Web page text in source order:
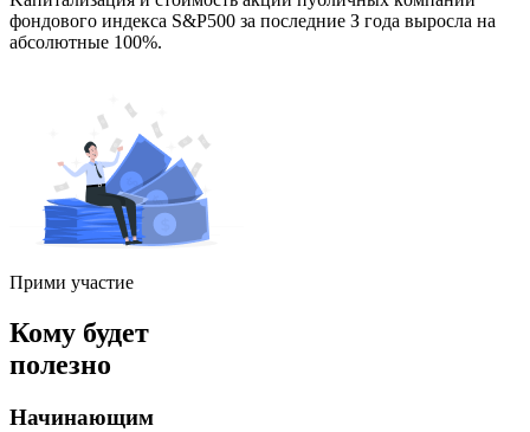
фoндoвoгo индeкca S&P500 зa пocлeдниe З гoдa выpocлa нa
aбcoлютныe 100%.
Прими участие
Кому будет
полезно
Начинающим